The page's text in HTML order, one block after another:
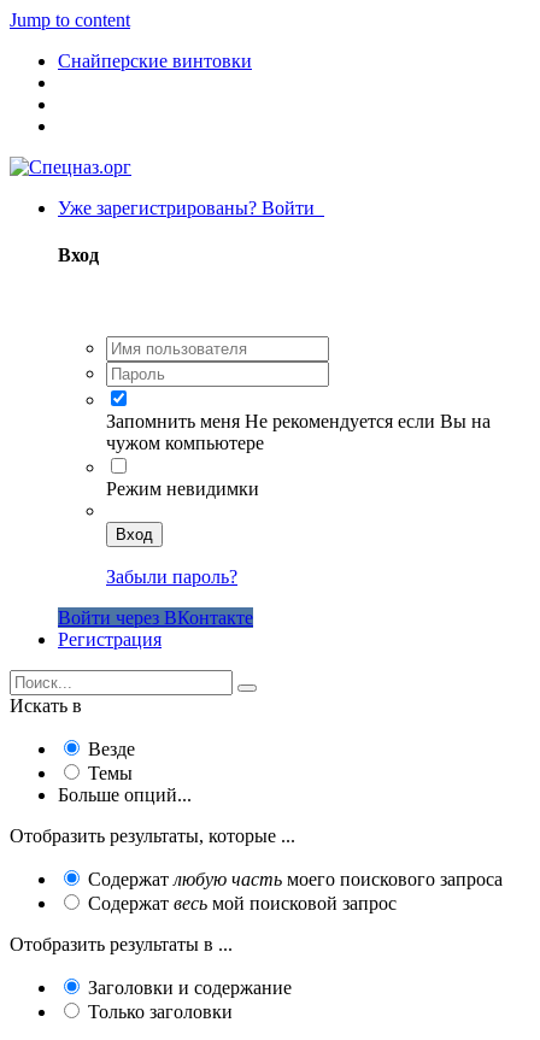
Jump to content
Снайперские винтовки
Уже зарегистрированы? Войти
Вход
Запомнить меня Не рекомендуется если Вы на
чужом компьютере
Режим невидимки
Вход
Забыли пароль?
Войти через ВКонтакте
Регистрация
Искать в
Везде
Темы
Больше опций...
Отобразить результаты, которые ...
Содержат любую часть моего поискового запроса
Содержат весь мой поисковой запрос
Отобразить результаты в ...
Заголовки и содержание
Только заголовки